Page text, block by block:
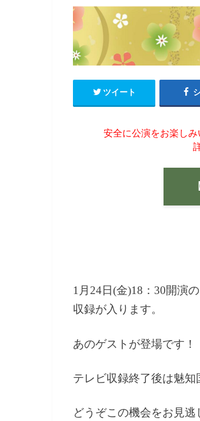
ツイート
安全に公演をお楽し
1月24日(金)18：30開演
収録が入ります。
あのゲストが登場です！
テレビ収録終了後は魅知
どうぞこの機会をお見逃